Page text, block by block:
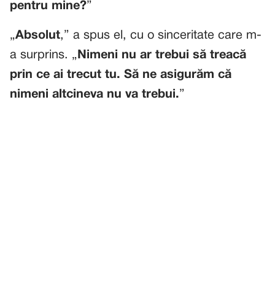
pentru mine?”
„Absolut,” a spus el, cu o sinceritate care m-
a surprins. „ Nimeni nu ar trebui să treacă
prin ce ai trecut tu. Să ne asigurăm că
nimeni altcineva nu va trebui.”